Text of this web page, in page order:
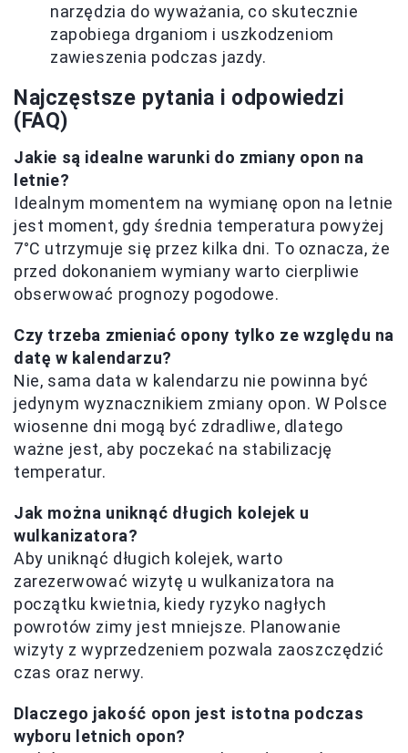
narzędzia do wyważania, co skutecznie
zapobiega drganiom i uszkodzeniom
zawieszenia podczas jazdy.
Najczęstsze pytania i odpowiedzi
(FAQ)
Jakie są idealne warunki do zmiany opon na
letnie?
Idealnym momentem na wymianę opon na letnie
jest moment, gdy średnia temperatura powyżej
7°C utrzymuje się przez kilka dni. To oznacza, że
przed dokonaniem wymiany warto cierpliwie
obserwować prognozy pogodowe.
Czy trzeba zmieniać opony tylko ze względu na
datę w kalendarzu?
Nie, sama data w kalendarzu nie powinna być
jedynym wyznacznikiem zmiany opon. W Polsce
wiosenne dni mogą być zdradliwe, dlatego
ważne jest, aby poczekać na stabilizację
temperatur.
Jak można uniknąć długich kolejek u
wulkanizatora?
Aby uniknąć długich kolejek, warto
zarezerwować wizytę u wulkanizatora na
początku kwietnia, kiedy ryzyko nagłych
powrotów zimy jest mniejsze. Planowanie
wizyty z wyprzedzeniem pozwala zaoszczędzić
czas oraz nerwy.
Dlaczego jakość opon jest istotna podczas
wyboru letnich opon?